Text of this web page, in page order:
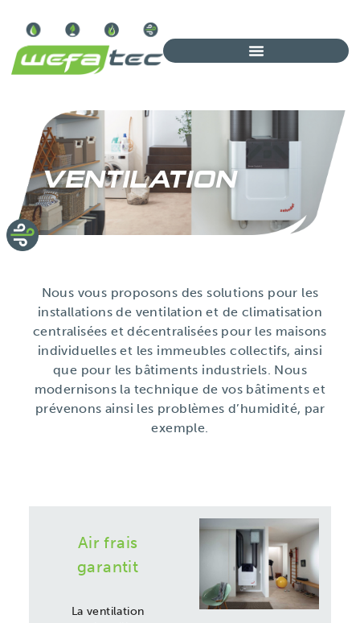
VENTILATION
Nous vous proposons des solutions pour les
installations de ventilation et de climatisation
centralisées et décentralisées pour les maisons
individuelles et les immeubles collectifs, ainsi
que pour les bâtiments industriels. Nous
modernisons la technique de vos bâtiments et
prévenons ainsi les problèmes d’humidité, par
exemple.
Air frais
garantit
La ventilation